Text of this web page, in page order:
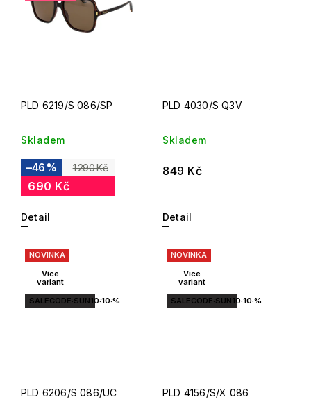
PLD 6219/S 086/SP
Skladem
1 290 Kč
–46 %
690 Kč
Detail
PLD 4030/S Q3V
Skladem
849 Kč
Detail
NOVINKA
Více
variant
SALECODE:SUN10:10:%
PLD 6206/S 086/UC
NOVINKA
Více
variant
SALECODE:SUN10:10:%
PLD 4156/S/X 086